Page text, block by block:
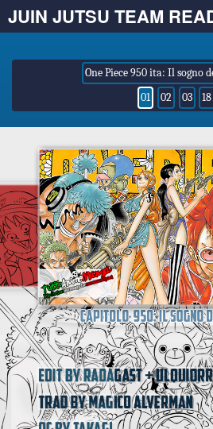
JUIN JUTSU TEAM
One Piece 950 ita: Il sogno
01
02 03